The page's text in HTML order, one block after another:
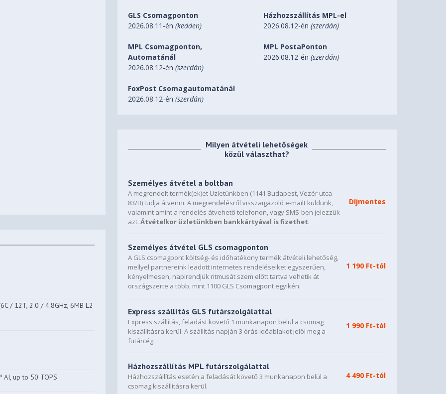
/ 12T, 2.0 / 4.8GHz, 6MB L2
up to 50 TOPS
GLS Csomagponton
2026.08.11-én(kedden)
Házhozszállítás MPL-el
2026.08.12-én (szerdán)
MPL Csomagponton,
Automatánál
2026.08.12-én(szerdán)
MPL PostaPonton
2026.08.12-én (szerdán)
FoxPost Csomagautomatánál
2026.08.12-én(szerdán)
Milyen átvételi lehetőségek
közül választhat?
Személyes átvétel a boltban
A megrendelt termék(ek)et Üzletünkben (1141 Budapest, Vezér utca
83/B) tudja átvenni. A megrendelésről visszaigazoló e-mailt küldünk,
valamint amint a rendelés átvehető telefonon, vagy SMS-ben jelezzük
azt.Átvételkor üzletünkben bankkártyával is fizethet.
Díjmentes
Személyes átvétel GLS csomagponton
A GLS csomagpont költség- és időhatékony termék átvételi lehetőség,
mellyel partnereink leadott internetes rendeléseiket egyszerűen,
kényelmesen, napirendjük ritmusát szem előtt tartva vehetik át
országszerte a több, mint 1100 GLS Csomagpont egyikén.
1 190 Ft-tól
Express szállítás GLS futárszolgálattal
Express szállítás, feladást követő 1 munkanapon belül a csomag
kiszállításra kerül. A szállítás napján 3 órás időablakot jelöl meg a
futárcég.
1 990 Ft-tól
Házhozszállítás MPL futárszolgálattal
Házhozszállítás esetén a feladását követő 3 munkanapon belül a
csomag kiszállításra kerül.
4 490 Ft-tól